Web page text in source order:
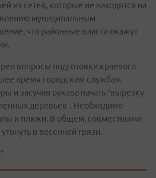
из сетей, которые не находятся на
муниципальным
что районные власти окажут
вопросы подготовки краевого
время городским службам
и засучив рукава начать “вырезку
деревьев”. Необходимо
и пляжи. В общем, совместными
в весенней грязи.